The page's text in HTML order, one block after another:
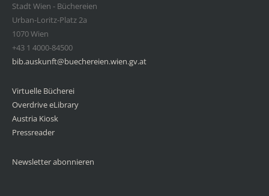
Stadt Wien - Büchereien
Urban-Loritz-Platz 2a
1070 Wien
+43 1 4000-84500
bib.auskunft@buechereien.wien.gv.at
Virtuelle Bücherei
Overdrive eLibrary
Austria Kiosk
Pressreader
Newsletter abonnieren